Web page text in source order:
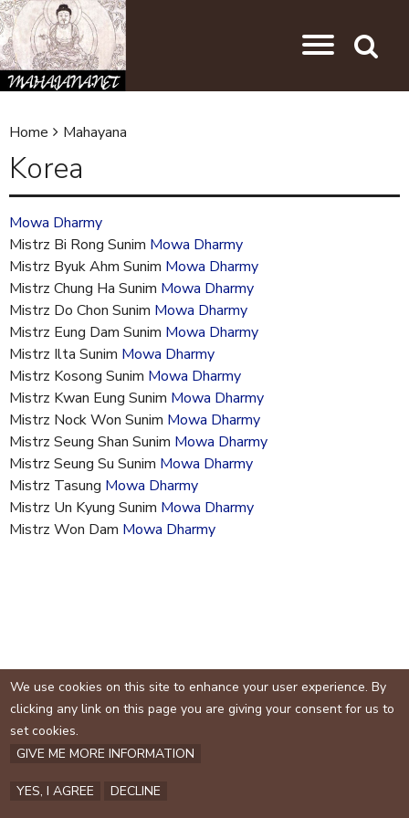
Y
o
u
a
r
e
h
e
r
e
Home Mahayana
Korea
Mowa Dharmy
Mistrz Bi Rong Sunim Mowa Dharmy
Mistrz Byuk Ahm Sunim Mowa Dharmy
Mistrz Chung Ha Sunim Mowa Dharmy
Mistrz Do Chon Sunim Mowa Dharmy
Mistrz Eung Dam Sunim Mowa Dharmy
Mistrz Ilta Sunim Mowa Dharmy
Mistrz Kosong Sunim Mowa Dharmy
Mistrz Kwan Eung Sunim Mowa Dharmy
Mistrz Nock Won Sunim Mowa Dharmy
Mistrz Seung Shan Sunim Mowa Dharmy
Mistrz Seung Su Sunim Mowa Dharmy
Mistrz Tasung Mowa Dharmy
Mistrz Un Kyung Sunim Mowa Dharmy
Mistrz Won Dam Mowa Dharmy
We use cookies on this site to enhance your user experience. By
clicking any link on this page you are giving your consent for us to
set cookies.
GIVE ME MORE INFORMATION
YES, I AGREE DECLINE